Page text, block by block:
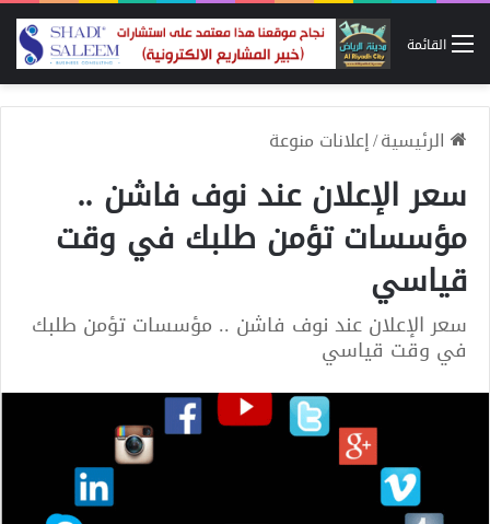
القائمة
الرئيسية/إعلانات منوعة
سعر الإعلان عند نوف فاشن ..
مؤسسات تؤمن طلبك في وقت
قياسي
سعر الإعلان عند نوف فاشن .. مؤسسات تؤمن طلبك
في وقت قياسي